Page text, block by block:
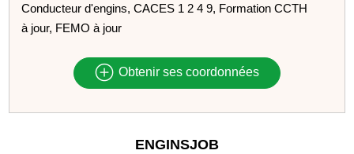
Conducteur d'engins, CACES 1 2 4 9, Formation CCTH
à jour, FEMO à jour
Obtenir ses coordonnées
ENGINSJOB